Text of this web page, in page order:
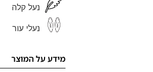
נעל קלה
נעלי עור
מידע על המוצר